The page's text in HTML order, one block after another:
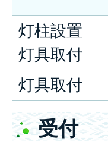
灯柱設置
灯具取付
灯具取付
受付